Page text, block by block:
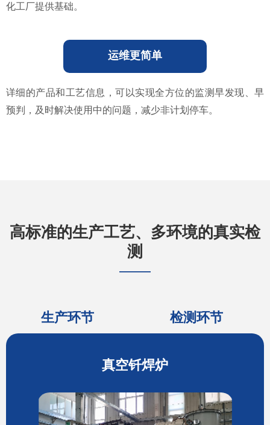
化工厂提供基础。
运维更简单
详细的产品和工艺信息，可以实现全方位的监测早发现、早
预判，及时解决使用中的问题，减少非计划停车。
高标准的生产工艺、多环境的真实检
测
——
真空钎焊炉
生产环节 检测环节